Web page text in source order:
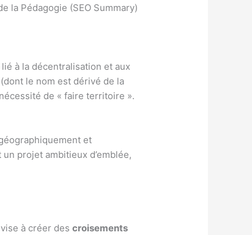
la Pédagogie (SEO Summary)
à la décentralisation et aux
(dont le nom est dérivé de la
de « faire territoire ».
et
projet ambitieux d’emblée,
vise à créer descroisements